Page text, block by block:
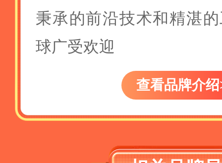
秉承的前沿技术和精湛
球广受欢迎
查看品牌介绍